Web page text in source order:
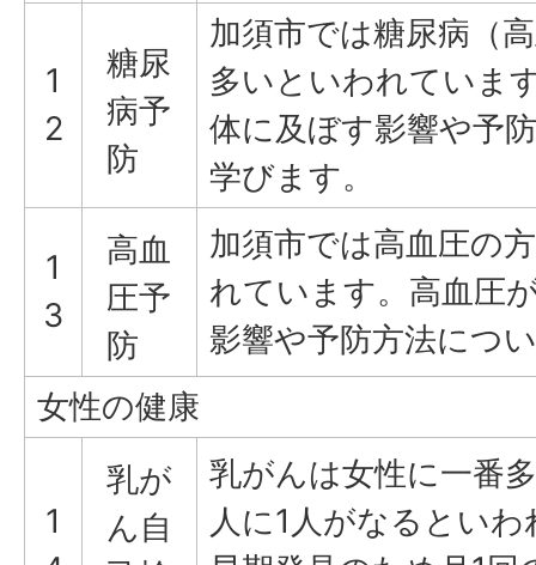
1
2
糖尿
病予
防
加須市では糖尿病（
多いといわれていま
体に及ぼす影響や予
学びます。
1
3
高血
圧予
防
加須市では高血圧の
れています。高血圧
影響や予防方法につ
女性の健康
1
乳が
ん自
乳がんは女性に一番
人に1人がなるとい